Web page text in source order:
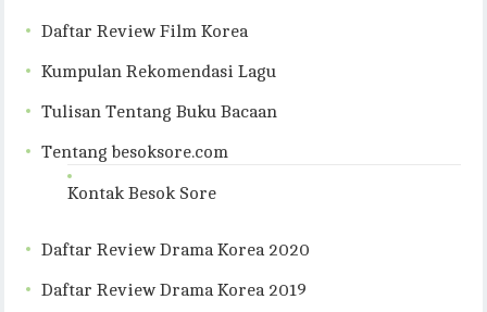
Daftar Review Film Korea
Kumpulan Rekomendasi Lagu
Tulisan Tentang Buku Bacaan
Tentang besoksore.com
Kontak Besok Sore
Daftar Review Drama Korea 2020
Daftar Review Drama Korea 2019